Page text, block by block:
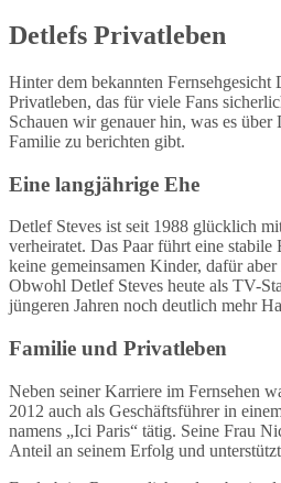
Detlefs Privatleben
Hinter dem bekannten Fernsehgesicht
Privatleben, das für viele Fans
Schauen wir genauer hin, was es
Familie zu berichten gibt.
Eine langjährige Ehe
Detlef Steves ist seit 1988 glücklich
verheiratet. Das Paar führt eine stabile
keine gemeinsamen Kinder, dafür
Obwohl Detlef Steves heute als TV-
jüngeren Jahren noch deutlich mehr
Familie und Privatleben
Neben seiner Karriere im Fernsehen
2012 auch als Geschäftsführer in
namens „Ici Paris“ tätig. Seine Frau
Anteil an seinem Erfolg und